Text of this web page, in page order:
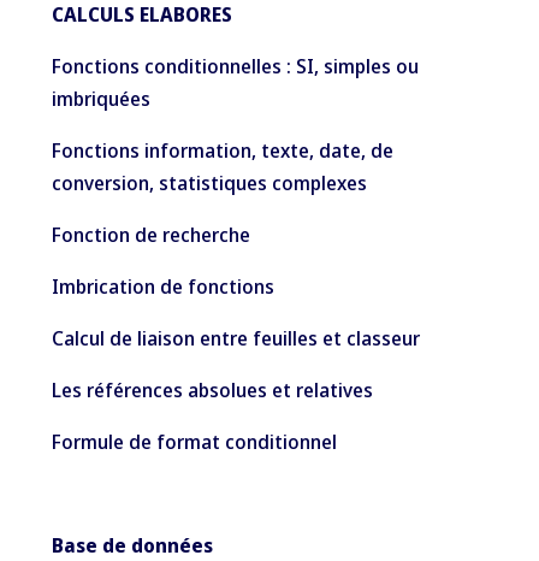
CALCULS ELABORES
Fonctions conditionnelles : SI, simples ou
imbriquées
Fonctions information, texte, date, de
conversion, statistiques complexes
Fonction de recherche
Imbrication de fonctions
Calcul de liaison entre feuilles et classeur
Les références absolues et relatives
Formule de format conditionnel
Base de données